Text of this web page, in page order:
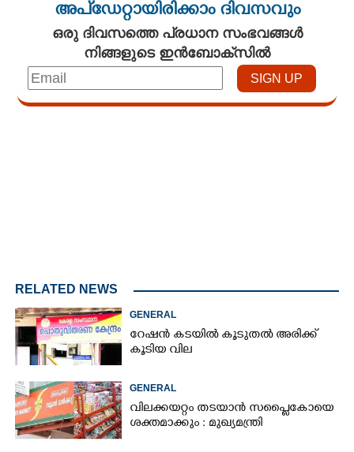
അപ്ഡേറ്റായിരിക്കാം ദിവസവും
ഒരു ദിവസത്തെ പ്രധാന സംഭവങ്ങൾ
നിങ്ങളുടെ ഇൻബോക്സിൽ
RELATED NEWS
GENERAL
റേഷൻ കടയിൽ കൂടുതൽ അരിക്ക്
കൂടിയ വില
GENERAL
വിലക്കയറ്റം തടയാൻ സപ്ലൈകോയെ
ശക്തമാക്കും : മുഖ്യമന്ത്രി